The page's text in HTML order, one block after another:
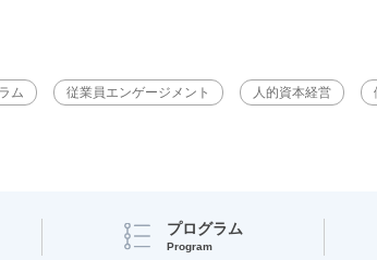
ム 従業員エンゲージメント 人的資本経営
プログラム
Program